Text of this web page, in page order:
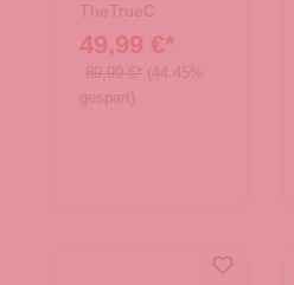
TheTrueC
49,99 €*
89,99 €* (44.45%
gespart)